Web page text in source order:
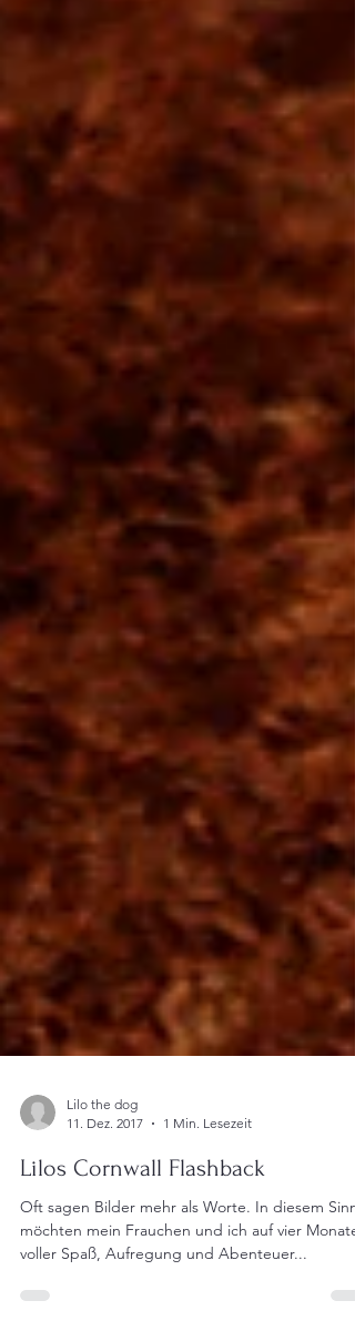
11. Dez. 2017
1 Min. Lesezeit
Lilos Cornwall Flashback
Oft sagen Bilder mehr als Worte. In diesem
voller Spaß, Aufregung und Abenteuer...